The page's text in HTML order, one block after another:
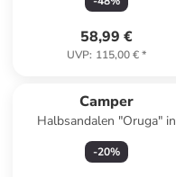
58,99 €
UVP: 115,00 €*
Camper
Halbsandalen "Oruga" in
Schwarz
-20%